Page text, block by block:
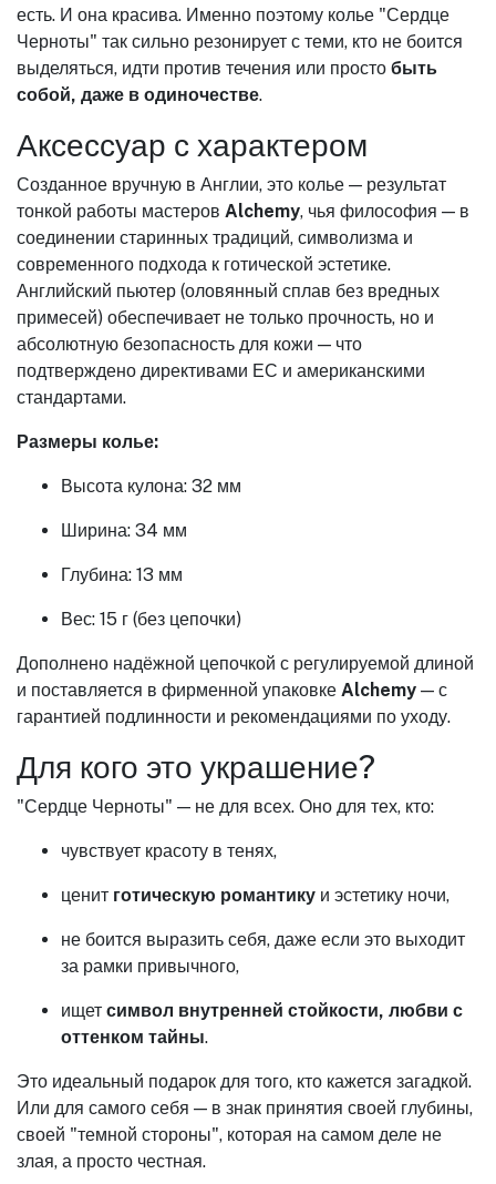
есть. И она красива. Именно поэтому колье "Сердце
Черноты" так сильно резонирует с теми, кто не боится
выделяться, идти против течения или просто быть
собой, даже в одиночестве.
Аксессуар с характером
Созданное вручную в Англии, это колье — результат
тонкой работы мастеров Alchemy, чья философия — в
соединении старинных традиций, символизма и
современного подхода к готической эстетике.
Английский пьютер (оловянный сплав без вредных
примесей) обеспечивает не только прочность, но и
абсолютную безопасность для кожи — что
подтверждено директивами ЕС и американскими
стандартами.
Размеры колье:
Высота кулона: 32 мм
Ширина: 34 мм
Глубина: 13 мм
Вес: 15 г (без цепочки)
Дополнено надёжной цепочкой с регулируемой длиной
и поставляется в фирменной упаковке Alchemy — с
гарантией подлинности и рекомендациями по уходу.
Для кого это украшение?
"Сердце Черноты" — не для всех. Оно для тех, кто:
чувствует красоту в тенях,
ценит готическую романтику и эстетику ночи,
не боится выразить себя, даже если это выходит
за рамки привычного,
ищет символ внутренней стойкости, любви с
оттенком тайны.
Это идеальный подарок для того, кто кажется загадкой.
Или для самого себя — в знак принятия своей глубины,
своей "темной стороны", которая на самом деле не
злая, а просто честная.